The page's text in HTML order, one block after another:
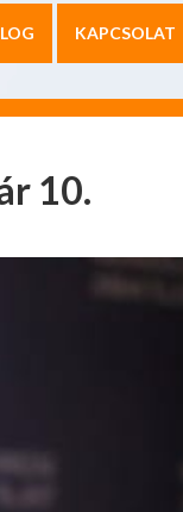
KAPCSOLAT
10.